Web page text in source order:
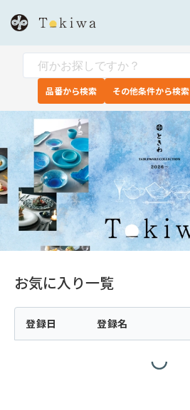
品番から検索 その他条件から検索
お気に入り一覧
登録日 登録名